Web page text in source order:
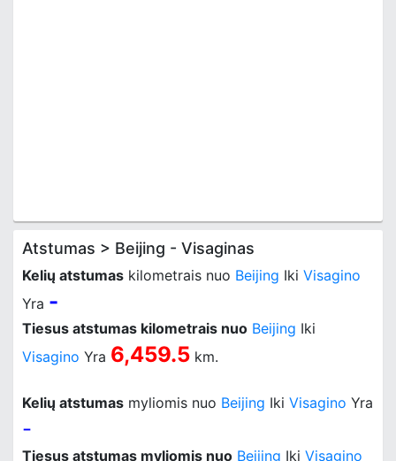
Atstumas > Beijing - Visaginas
Kelių atstumas kilometrais nuo Beijing Iki Visagino
Yra -
Tiesus atstumas kilometrais nuo Beijing Iki
Visagino Yra 6,459.5 km.
Kelių atstumas myliomis nuo Beijing Iki Visagino Yra
-
Tiesus atstumas myliomis nuo Beijing Iki Visagino